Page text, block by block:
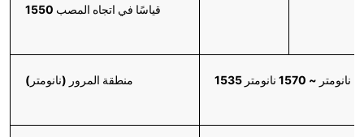
1550 قياسًا في اتجاه المصب
منطقة المرور (نانومتر) 1535 نانومتر ~ 1570 نانومتر